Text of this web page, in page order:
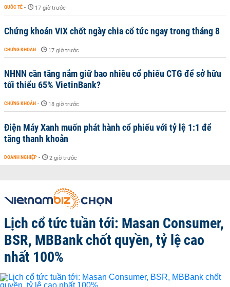
QUỐC TẾ - 17 giờ trước
Chứng khoán VIX chốt ngày chia cổ tức ngay trong tháng 8
CHỨNG KHOÁN - 17 giờ trước
NHNN cần tăng nắm giữ bao nhiêu cổ phiếu CTG để sở hữu
tối thiểu 65% VietinBank?
CHỨNG KHOÁN - 18 giờ trước
Điện Máy Xanh muốn phát hành cổ phiếu với tỷ lệ 1:1 để
tăng thanh khoản
DOANH NGHIỆP - 2 giờ trước
Lịch cổ tức tuần tới: Masan Consumer,
BSR, MBBank chốt quyền, tỷ lệ cao
nhất 100%